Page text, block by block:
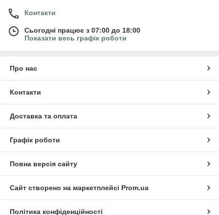
Контакти
Сьогодні працює з 07:00 до 18:00
Показати весь графік роботи
Про нас
Контакти
Доставка та оплата
Графік роботи
Повна версія сайту
Сайт створено на маркетплейсі Prom.ua
Політика конфіденційності